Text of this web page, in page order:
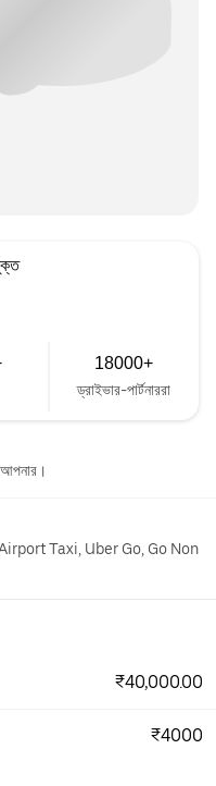
18000+
ড্রাইভার-পার্টনাররা
আপনার।
Taxi, Uber Go, Go Non
₹40,000.00
₹4000